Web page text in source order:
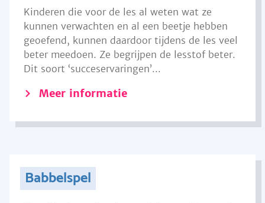
Kinderen die voor de les al weten wat ze
kunnen verwachten en al een beetje hebben
geoefend, kunnen daardoor tijdens de les veel
beter meedoen. Ze begrijpen de lesstof beter.
Dit soort ‘succeservaringen’...
Meer informatie
Babbelspel